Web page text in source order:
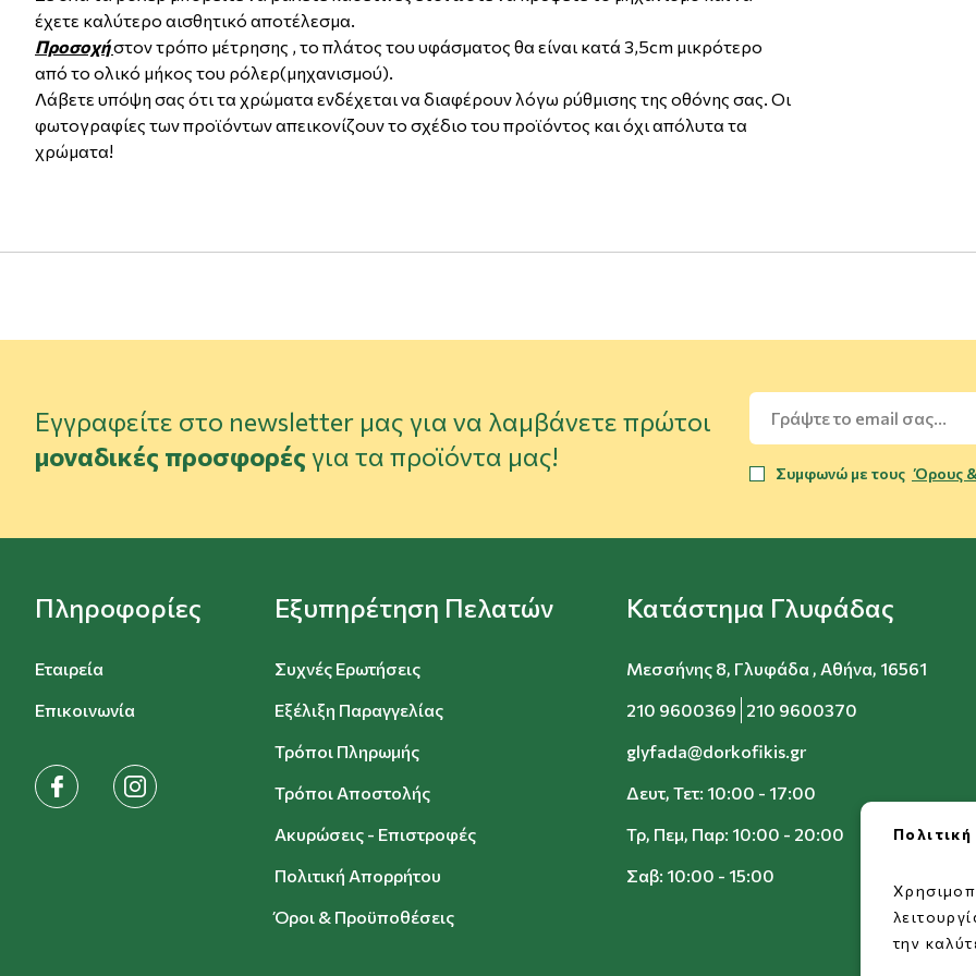
έχετε καλύτερο αισθητικό αποτέλεσμα.
Προσοχήστον τρόπο μέτρησης , το πλάτος του υφάσματος θα είναι κατά 3,5cm μικρότερο
από το ολικό μήκος του ρόλερ(μηχανισμού).
Λάβετε υπόψη σας ότι τα χρώματα ενδέχεται να διαφέρουν λόγω ρύθμισης της οθόνης σας. Οι
φωτογραφίες των προϊόντων απεικονίζουν το σχέδιο του προϊόντος και όχι απόλυτα τα
χρώματα!
Εγγραφείτε στο newsletter μας για να λαμβάνετε πρώτοι
μοναδικές προσφορές για τα προϊόντα μας!
Συμφωνώ με τους Όρους
Πληροφορίες
Εταιρεία
Επικοινωνία
facebook instagram
Εξυπηρέτηση Πελατών
Συχνές Ερωτήσεις
Εξέλιξη Παραγγελίας
Τρόποι Πληρωμής
Τρόποι Αποστολής
Ακυρώσεις - Επιστροφές
Πολιτική Απορρήτου
Όροι & Προϋποθέσεις
Κατάστημα Γλυφάδας
Μεσσήνης 8, Γλυφάδα , Αθήνα, 16561
210 9600369 210 9600370
glyfada@dorkofikis.gr
Δευτ, Τετ: 10:00 - 17:00
Τρ, Πεμ, Παρ: 10:00 - 20:00
Σαβ: 10:00 - 15:00
την